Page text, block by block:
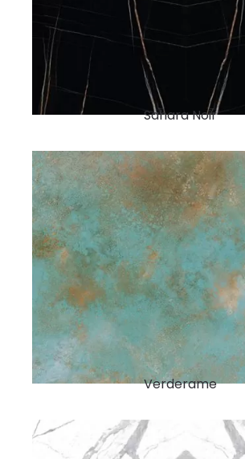
Sahara Noir
Verderame